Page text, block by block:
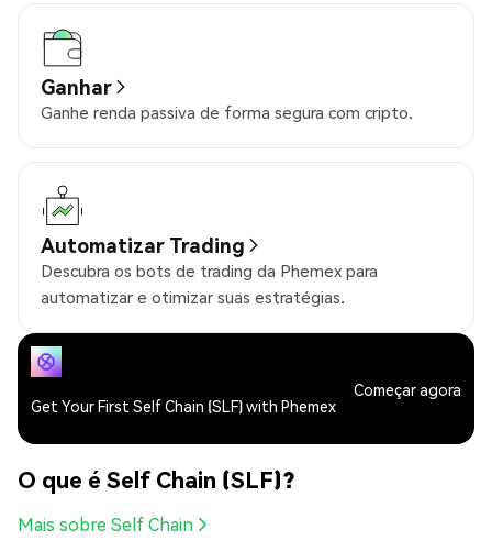
Ganhar
Ganhe renda passiva de forma segura com cripto.
Automatizar Trading
Descubra os bots de trading da Phemex para
automatizar e otimizar suas estratégias.
Get Your First Self Chain (SLF) with Phemex
Começar agora
O que é Self Chain (SLF)?
Mais sobre Self Chain